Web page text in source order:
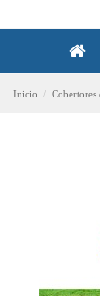
Inicio Cobertores